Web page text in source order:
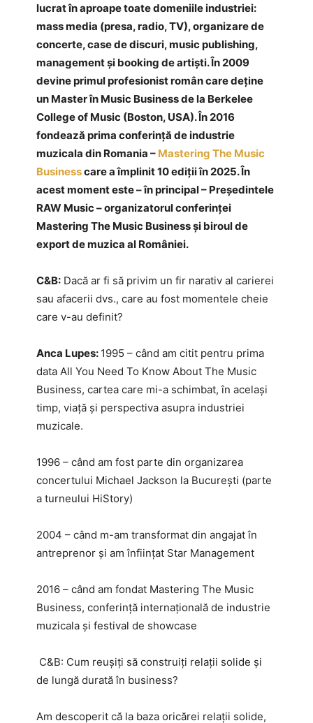
lucrat în aproape toate domeniile industriei:
mass media (presa, radio, TV), organizare de
concerte, case de discuri, music publishing,
management și booking de artiști. În 2009
devine primul profesionist român care deține
un Master în Music Business de la Berkelee
College of Music (Boston, USA). În 2016
fondează prima conferință de industrie
muzicala din Romania – Mastering The Music
Businesscare a împlinit 10 ediții în 2025. În
acest moment este – în principal – Președintele
RAW Music – organizatorul conferinței
Mastering The Music Business și biroul de
export de muzica al României.
C&B: Dacă ar fi să privim un fir narativ al carierei
sau afacerii dvs., care au fost momentele cheie
care v-au definit?
Anca Lupes: 1995 – când am citit pentru prima
data All You Need To Know About The Music
Business, cartea care mi-a schimbat, în același
timp, viață și perspectiva asupra industriei
muzicale.
1996 – când am fost parte din organizarea
concertului Michael Jackson la București (parte
a turneului HiStory)
2004 – când m-am transformat din angajat în
antreprenor și am înființat Star Management
2016 – când am fondat Mastering The Music
Business, conferință internațională de industrie
muzicala și festival de showcase
C&B: Cum reușiți să construiți relații solide și
de lungă durată în business?
Am descoperit că la baza oricărei relații solide,